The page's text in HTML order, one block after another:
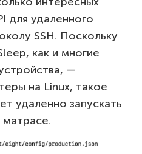
для удаленного
SSH. Поскольку
как и многие
—
на Linux, такое
удаленно запускать